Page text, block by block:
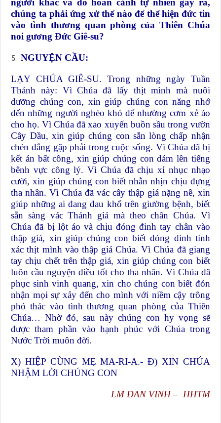
chúng ta phải ứng xử thế nào để thể hiện đức tin
vào tình thương quan phòng của Thiên Chúa
noi gương Đức Giê-su?
NGUYỆN CẦU:
LẠY CHÚA GIÊ-SU. Trong những ngày Tuần
Thánh này: Vì Chúa đã lấy thịt mình mà nuôi
dưỡng chúng con, xin giúp chúng con năng nhớ
đến những người nghèo khó để nhường cơm xẻ áo
cho họ. Vì Chúa đã xao xuyến buồn sầu trong vườn
Cây Dầu, xin giúp chúng con sẵn lòng chấp nhận
chén đắng gặp phải trong cuộc sống. Vì Chúa đã bị
kết án bất công, xin giúp chúng con dám lên tiếng
bênh vực công lý. Vì Chúa đã chịu xỉ nhục nhạo
cười, xin giúp chúng con biết nhẫn nhịn chịu đựng
tha nhân. Vì Chúa đã vác cây thập giá nặng nề, xin
giúp những ai đang đau khổ trên giường bệnh, biết
sẵn sàng vác Thánh giá mà theo chân Chúa. Vì
Chúa đã bị lột áo và chịu đóng đinh tay chân vào
thập giá, xin giúp chúng con biết đóng đinh tính
xác thịt mình vào thập giá Chúa. Vì Chúa đã giang
tay chịu chết trên thập giá, xin giúp chúng con biết
luôn cầu nguyện điều tốt cho tha nhân. Vì Chúa đã
phục sinh vinh quang, xin cho chúng con biết đón
nhận mọi sự xảy đến cho mình với niềm cậy trông
phó thác vào tình thương quan phòng của Thiên
Chúa… Nhờ đó, sau này chúng con hy vọng sẽ
được tham phần vào hạnh phúc với Chúa trong
Nước Trời muôn đời.
X) HIỆP CÙNG MẸ MA-RI-A.- Đ) XIN CHÚA
NHẬM LỜI CHÚNG CON
LM ĐAN VINH – HHTM